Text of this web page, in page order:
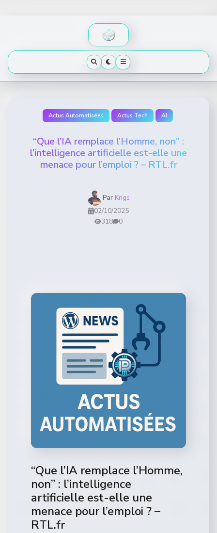
Actus Automatisées Actus Tech AI
“Que l’IA remplace l’Homme, non” :
l’intelligence artificielle est-elle une
menace pour l’emploi ? – RTL.fr
Par Krigs
02/10/2025
318
0
“Que l’IA remplace l’Homme,
non” : l’intelligence
artificielle est-elle une
menace pour l’emploi ? –
RTL.fr